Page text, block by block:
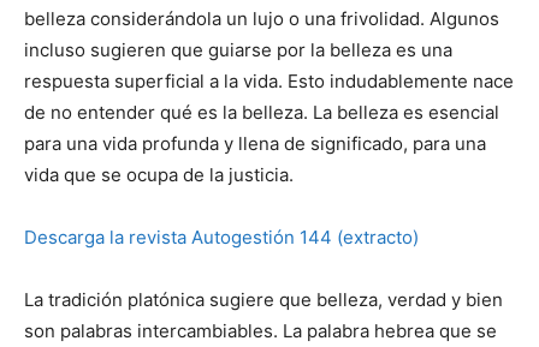
belleza considerándola un lujo o una frivolidad. Algunos
incluso sugieren que guiarse por la belleza es una
respuesta superficial a la vida. Esto indudablemente nace
de no entender qué es la belleza. La belleza es esencial
para una vida profunda y llena de significado, para una
vida que se ocupa de la justicia.
Descarga la revista Autogestión 144 (extracto)
La tradición platónica sugiere que belleza, verdad y bien
son palabras intercambiables. La palabra hebrea que se